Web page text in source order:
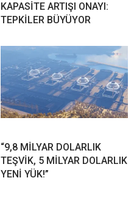
KAPASİTE ARTIŞI ONAYI:
TEPKİLER BÜYÜYOR
“9,8 MİLYAR DOLARLIK
TEŞVİK, 5 MİLYAR DOLARLIK
YENİ YÜK!”